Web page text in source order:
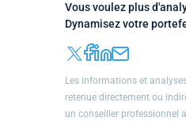
Vous voulez plus
Dynamisez votre
Les informations et
retenue directement ou
un conseiller professionnel